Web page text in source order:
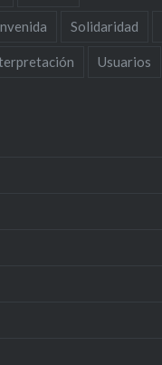
Solidaridad
Usuarios